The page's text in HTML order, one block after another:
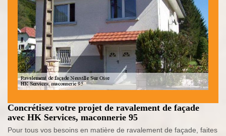
Concrétisez votre projet de ravalement de façade
avec HK Services, maconnerie 95
Pour tous vos besoins en matière de ravalement de façade, faites